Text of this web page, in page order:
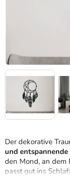
Der dekorative
und
den Mond, an dem
passt gut ins